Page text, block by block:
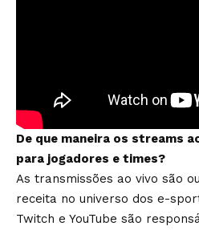
De que maneira os streams
para jogadores e times?
As transmissões ao vivo são
receita no universo dos e-
Twitch e YouTube são